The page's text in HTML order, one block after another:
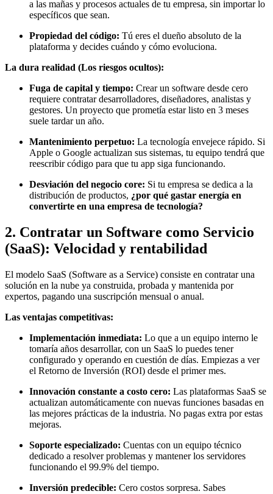
a las mañas y procesos actuales de tu empresa, sin importar lo
específicos que sean.
Propiedad del código: Tú eres el dueño absoluto de la
plataforma y decides cuándo y cómo evoluciona.
La dura realidad (Los riesgos ocultos):
Fuga de capital y tiempo: Crear un software desde cero
requiere contratar desarrolladores, diseñadores, analistas y
gestores. Un proyecto que prometía estar listo en 3 meses
suele tardar un año.
Mantenimiento perpetuo: La tecnología envejece rápido. Si
Apple o Google actualizan sus sistemas, tu equipo tendrá que
reescribir código para que tu app siga funcionando.
Desviación del negocio core: Si tu empresa se dedica a la
distribución de productos, ¿por qué gastar energía en
convertirte en una empresa de tecnología?
2. Contratar un Software como Servicio
(SaaS): Velocidad y rentabilidad
El modelo SaaS (Software as a Service) consiste en contratar una
solución en la nube ya construida, probada y mantenida por
expertos, pagando una suscripción mensual o anual.
Las ventajas competitivas:
Implementación inmediata: Lo que a un equipo interno le
tomaría años desarrollar, con un SaaS lo puedes tener
configurado y operando en cuestión de días. Empiezas a ver
el Retorno de Inversión (ROI) desde el primer mes.
Innovación constante a costo cero: Las plataformas SaaS se
actualizan automáticamente con nuevas funciones basadas en
las mejores prácticas de la industria. No pagas extra por estas
mejoras.
Soporte especializado: Cuentas con un equipo técnico
dedicado a resolver problemas y mantener los servidores
funcionando el 99.9% del tiempo.
Inversión predecible: Cero costos sorpresa. Sabes